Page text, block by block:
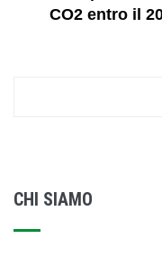
CO2 entro il
CHI SIAMO